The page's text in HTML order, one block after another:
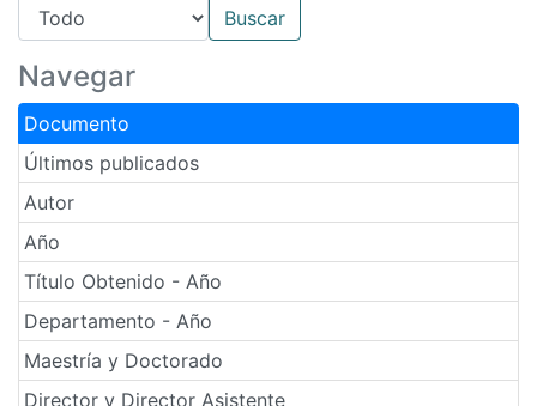
Navegar
Documento
Últimos publicados
Autor
Año
Título Obtenido - Año
Departamento - Año
Maestría y Doctorado
Director y Director Asistente